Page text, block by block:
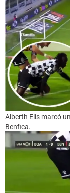
Alberth Elis marcó
Benfica.